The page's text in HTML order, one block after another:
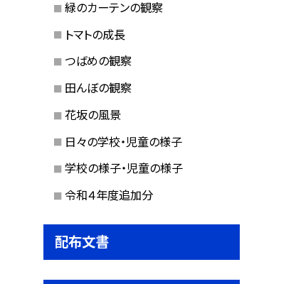
緑のカーテンの観察
トマトの成長
つばめの観察
田んぼの観察
花坂の風景
日々の学校・児童の様子
学校の様子・児童の様子
令和４年度追加分
配布文書